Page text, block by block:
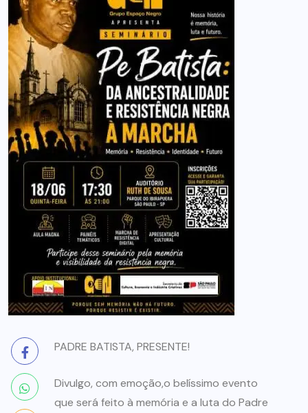
PADRE BATISTA, PRESENTE!
Divulgo, com emoção,o belíssimo evento
que será feito à memória e a luta do Padre